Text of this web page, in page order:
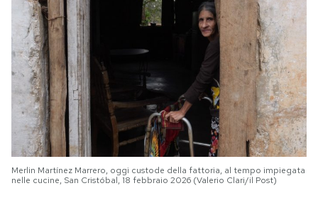
Merlin Martínez Marrero, oggi custode della fattoria, al tempo impiegata
nelle cucine, San Cristóbal, 18 febbraio 2026 (Valerio Clari/il Post)